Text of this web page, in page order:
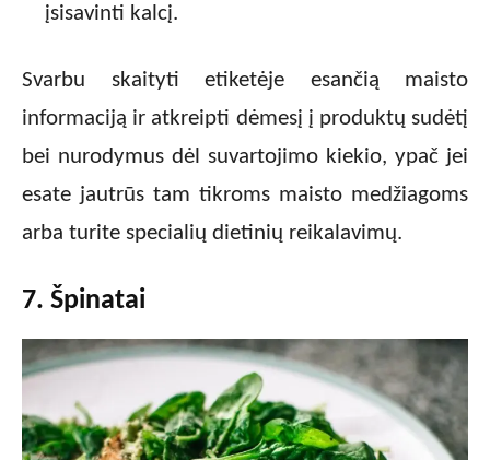
įsisavinti kalcį.
Svarbu skaityti etiketėje esančią maisto
informaciją ir atkreipti dėmesį į produktų sudėtį
bei nurodymus dėl suvartojimo kiekio, ypač jei
esate jautrūs tam tikroms maisto medžiagoms
arba turite specialių dietinių reikalavimų.
7. Špinatai